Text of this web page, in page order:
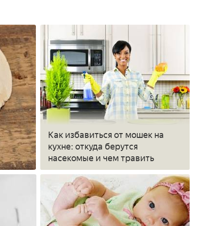
Как избавиться от мошек на
кухне: откуда берутся
насекомые и чем травить